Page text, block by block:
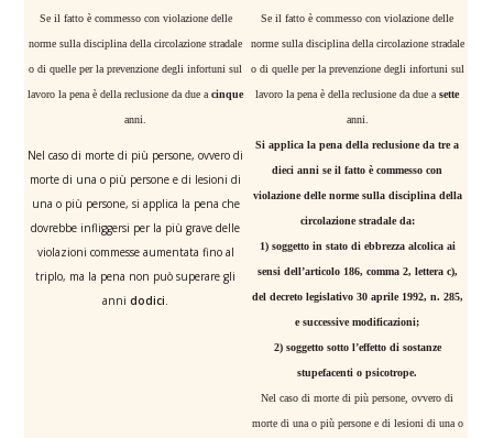
Se il fatto è commesso con violazione delle
norme sulla disciplina della circolazione stradale
o di quelle per la prevenzione degli infortuni sul
lavoro la pena è della reclusione da due acinque
anni.
Nel caso di morte di più persone, ovvero di
morte di una o più persone e di lesioni di
una o più persone, si applica la pena che
dovrebbe infliggersi per la più grave delle
violazioni commesse aumentata fino al
triplo, ma la pena non può superare gli
annidodici.
Se il fatto è commesso con violazione delle
norme sulla disciplina della circolazione stradale
o di quelle per la prevenzione degli infortuni sul
lavoro la pena è della reclusione da due asette
anni.
Si applica la pena della reclusione da tre a
dieci anni se il fatto è commesso con
violazione delle norme sulla disciplina della
circolazione stradale da:
1) soggetto in stato di ebbrezza alcolica ai
sensi dell’articolo 186, comma 2, lettera c),
del decreto legislativo 30 aprile 1992, n. 285,
e successive modificazioni;
2) soggetto sotto l’effetto di sostanze
stupefacenti o psicotrope.
Nel caso di morte di più persone, ovvero di
morte di una o più persone e di lesioni di una o